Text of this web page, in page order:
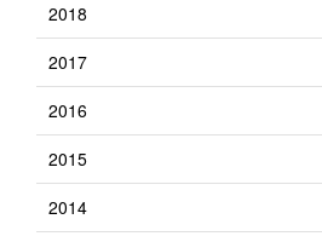
2018
2017
2016
2015
2014